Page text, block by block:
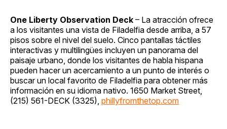
One Liberty Observation Deck – La atracción ofrece
a los visitantes una vista de Filadelfia desde arriba, a 57
pisos sobre el nivel del suelo. Cinco pantallas táctiles
interactivas y multilingües incluyen un panorama del
paisaje urbano, donde los visitantes de habla hispana
pueden hacer un acercamiento a un punto de interés o
buscar un local favorito de Filadelfia para obtener más
información en su idioma nativo. 1650 Market Street,
(215) 561-DECK (3325), phillyfromthetop.com